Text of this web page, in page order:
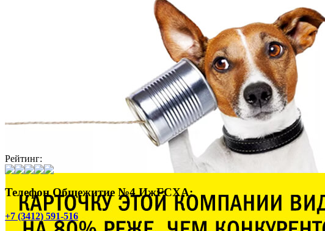
Рейтинг:
Телефон Общежитие №4 ИжГСХА:
+7 (3412) 591-516